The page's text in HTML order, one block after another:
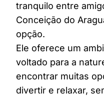
tranquilo entre
Conceição do
opção.
Ele oferece um
voltado para a
encontrar muitas
divertir e relaxar,